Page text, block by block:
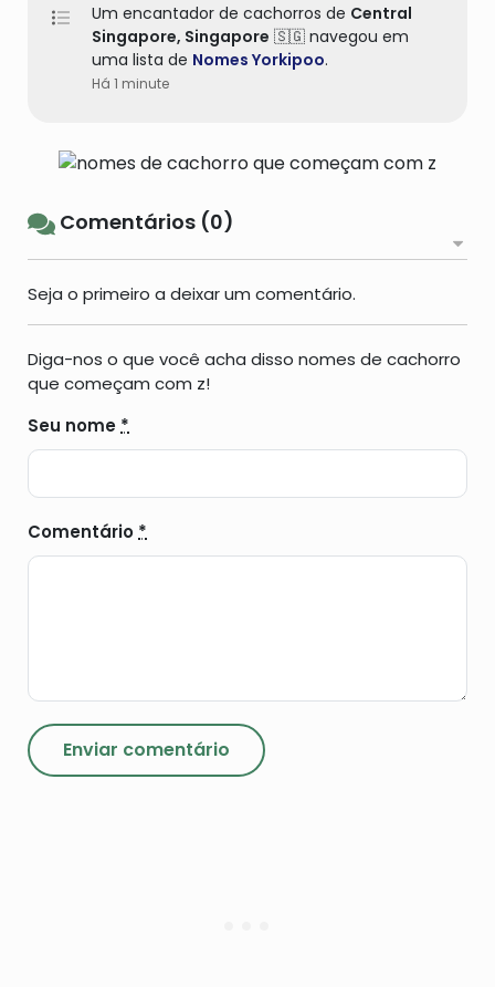
Um encantador de cachorros de Central
Singapore, Singapore 🇸🇬 navegou em
uma lista de Nomes Yorkipoo.
Há 1 minute
Comentários (0)
Seja o primeiro a deixar um comentário.
Diga-nos o que você acha disso nomes de cachorro
que começam com z!
Seu nome*
Comentário*